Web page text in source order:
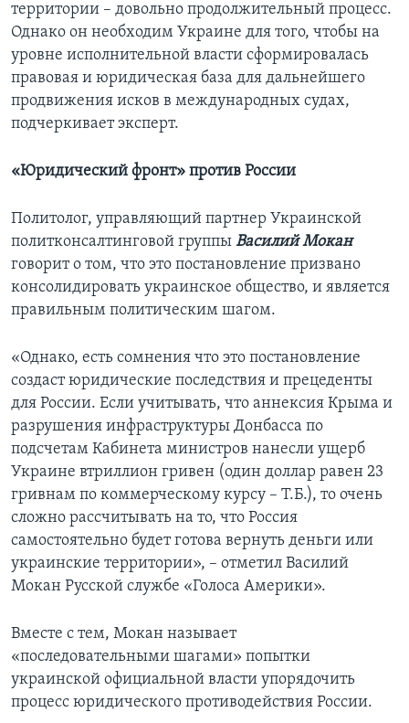
территории – довольно продолжительный процесс.
Однако он необходим Украине для того, чтобы на
уровне исполнительной власти сформировалась
правовая и юридическая база для дальнейшего
продвижения исков в международных судах,
подчеркивает эксперт.
«Юридический фронт» против России
Политолог, управляющий партнер Украинской
политконсалтинговой группы Василий Мокан
говорит о том, что это постановление призвано
консолидировать украинское общество, и является
правильным политическим шагом.
«Однако, есть сомнения что это постановление
создаст юридические последствия и прецеденты
для России. Если учитывать, что аннексия Крыма и
разрушения инфраструктуры Донбасса по
подсчетам Кабинета министров нанесли ущерб
Украине втриллион гривен (один доллар равен 23
гривнам по коммерческому курсу – Т.Б.), то очень
сложно рассчитывать на то, что Россия
самостоятельно будет готова вернуть деньги или
украинские территории», – отметил Василий
Мокан Русской службе «Голоса Америки».
Вместе с тем, Мокан называет
«последовательными шагами» попытки
украинской официальной власти упорядочить
процесс юридического противодействия России.